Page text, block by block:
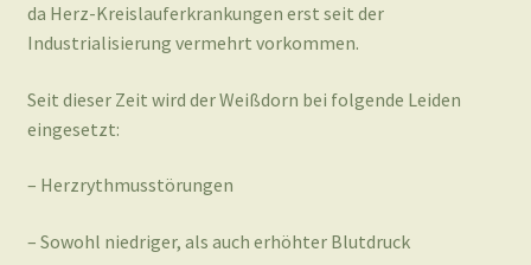
da Herz-Kreislauferkrankungen erst seit der
Industrialisierung vermehrt vorkommen.
Seit dieser Zeit wird der Weißdorn bei folgende Leiden
eingesetzt:
– Herzrythmusstörungen
– Sowohl niedriger, als auch erhöhter Blutdruck